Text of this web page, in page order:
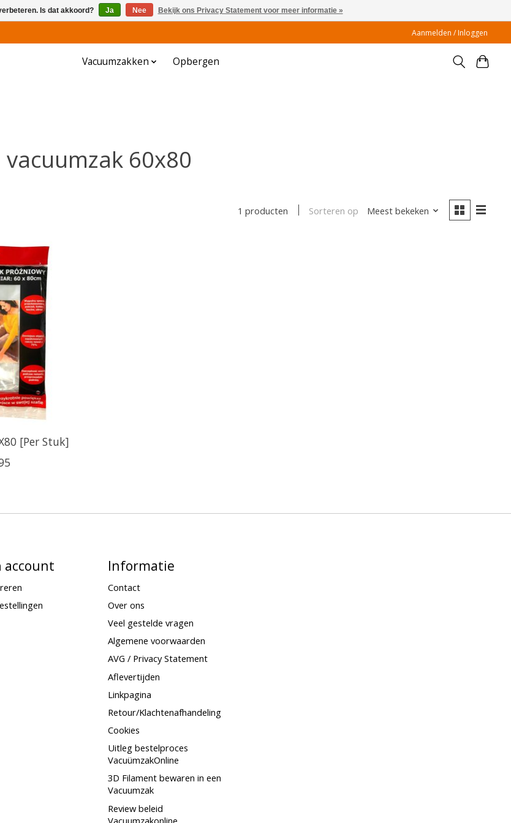
Aanmelden / Inloggen
Vacuumzakken Opbergen
vacuumzak 60x80
1 producten Sorteren op Meest bekeken
[Per Stuk]
account Informatie
Contact
Over ons
Veel gestelde vragen
Algemene voorwaarden
AVG / Privacy Statement
Aflevertijden
Linkpagina
Retour/Klachtenafhandeling
Cookies
Uitleg bestelproces
VacuümzakOnline
3D Filament bewaren in een
Vacuumzak
Review beleid
Vacuumzakonline
Is dat akkoord? Ja Nee Bekijk ons Privacy Statement voor meer informatie »